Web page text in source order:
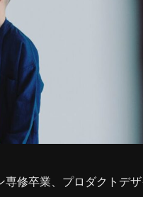
専修卒業、プロダクトデ